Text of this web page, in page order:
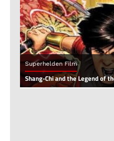
Superhelden Film
Shang-Chi and the Legend of